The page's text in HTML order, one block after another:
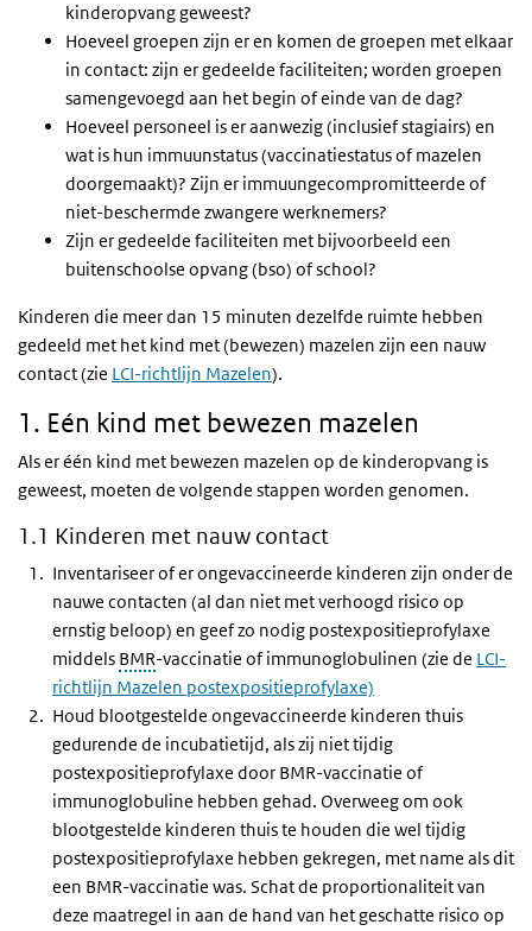
kinderopvang geweest?
Hoeveel groepen zijn er en komen de groepen met elkaar
in contact: zijn er gedeelde faciliteiten; worden groepen
samengevoegd aan het begin of einde van de dag?
Hoeveel personeel is er aanwezig (inclusief stagiairs) en
wat is hun immuunstatus (vaccinatiestatus of mazelen
doorgemaakt)? Zijn er immuungecompromitteerde of
niet-beschermde zwangere werknemers?
Zijn er gedeelde faciliteiten met bijvoorbeeld een
buitenschoolse opvang (bso) of school?
Kinderen die meer dan 15 minuten dezelfde ruimte hebben
gedeeld met het kind met (bewezen) mazelen zijn een nauw
contact (zie LCI-richtlijn Mazelen).
1. Eén kind met bewezen mazelen
Als eréén kind met bewezen mazelen op de kinderopvang is
geweest, moeten de volgende stappen worden genomen.
1.1 Kinderen met nauw contact
Inventariseer of er ongevaccineerde kinderen zijn onder de
nauwe contacten (al dan niet met verhoogd risico op
ernstig beloop) en geef zo nodig postexpositieprofylaxe
middels BMR-vaccinatie of immunoglobulinen (zie de LCI-
richtlijn Mazelen postexpositieprofylaxe)
Houd blootgestelde ongevaccineerde kinderen thuis
gedurende de incubatietijd, als zij niet tijdig
postexpositieprofylaxe door BMR-vaccinatie of
immunoglobuline hebben gehad. Overweeg om ook
blootgestelde kinderen thuis te houden die wel tijdig
postexpositieprofylaxe hebben gekregen, met name als dit
een BMR-vaccinatie was. Schat de proportionaliteit van
deze maatregel in aan de hand van het geschatte risico op